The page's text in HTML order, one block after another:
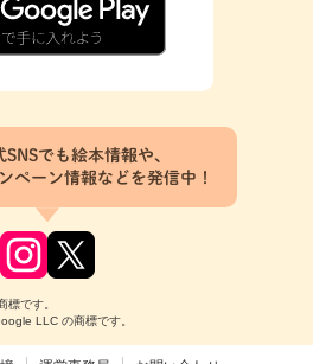
SNSでも絵本情報や、
ペーン情報などを発信中！
です。
LLC の商標です。